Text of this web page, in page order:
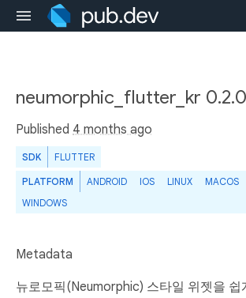
neumorphic_flutter_kr 0.2.0
Published 4 months ago
SDK FLUTTER
PLATFORM ANDROID IOS LINUX MACOS
WINDOWS
Metadata
뉴로모픽(Neumorphic) 스타일 위젯을 쉽